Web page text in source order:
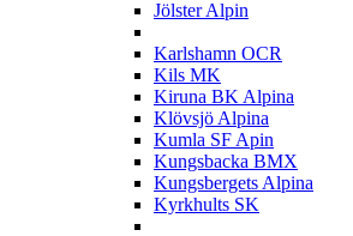
Jölster Alpin
Karlshamn OCR
Kils MK
Kiruna BK Alpina
Klövsjö Alpina
Kumla SF Apin
Kungsbacka BMX
Kungsbergets Alpina
Kyrkhults SK